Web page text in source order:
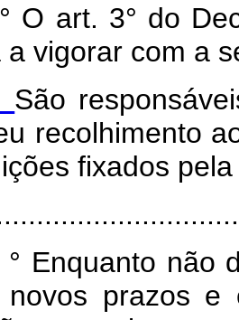
O art. 3° do
a vigorar com a
São
recolhimento
fixados
° Enquanto não
prazos e